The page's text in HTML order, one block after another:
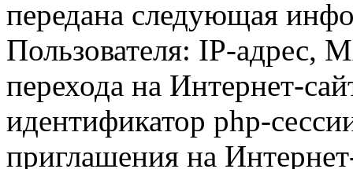
передана следующая
Пользователя: IP-адрес,
перехода на Интернет-
идентификатор php-
приглашения на